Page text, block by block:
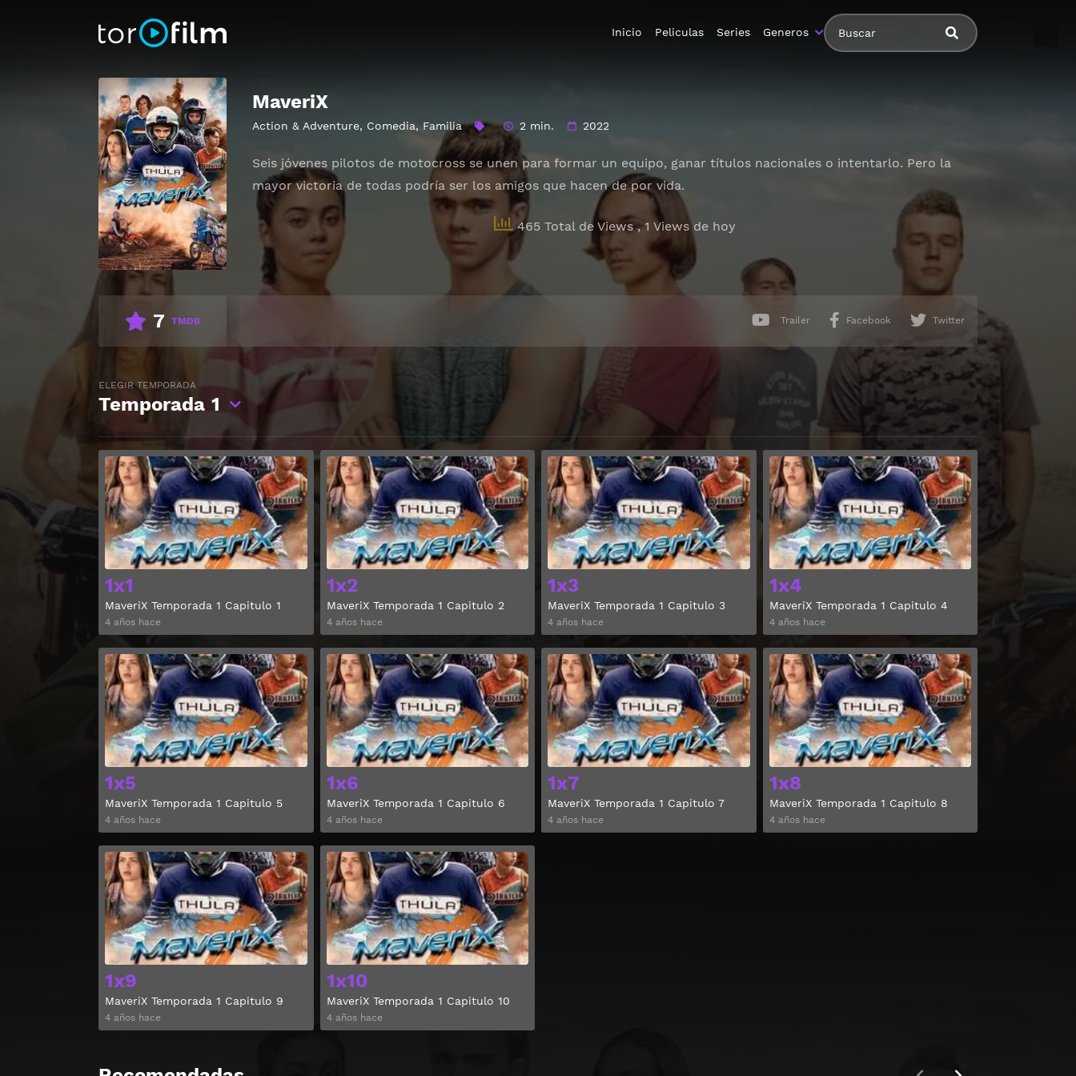
Inicio Peliculas Series Generos
MaveriX
Action & Adventure, Comedia, Familia 2 min. 2022
Seis jóvenes pilotos de motocross se unen para formar un equipo, ganar títulos nacionales o intentarlo. Pero la
mayor victoria de todas podría ser los amigos que hacen de por vida.
465 Total de Views, 1 Views de hoy
7 TMDB Trailer Facebook Twitter
ELEGIR TEMPORADA
Temporada 1
1x1
MaveriX Temporada 1 Capitulo 1
4 años hace
Ver
1x2
MaveriX Temporada 1 Capitulo 2
4 años hace
Ver
1x3
MaveriX Temporada 1 Capitulo 3
4 años hace
Ver
1x4
MaveriX Temporada 1 Capitulo 4
4 años hace
1x5
MaveriX Temporada 1 Capitulo 5
4 años hace
Ver
1x6
MaveriX Temporada 1 Capitulo 6
4 años hace
Ver
1x7
MaveriX Temporada 1 Capitulo 7
4 años hace
Ver
1x8
MaveriX Temporada 1 Capitulo 8
4 años hace
1x9
MaveriX Temporada 1 Capitulo 9
4 años hace
Ver
1x10
MaveriX Temporada 1 Capitulo 10
4 años hace